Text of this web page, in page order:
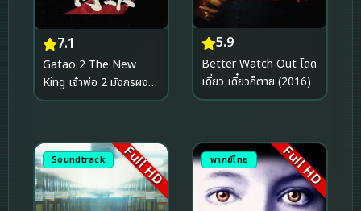
7.1
Gatao 2 The New
King เจ้าพ่อ 2 มังกรผงาด
(2018)
5.9
Better Watch Out โดด
เดี่ยว เดี๋ยวก็ตาย (2016)
Soundtrack Full HD พากย์ไทย Full HD